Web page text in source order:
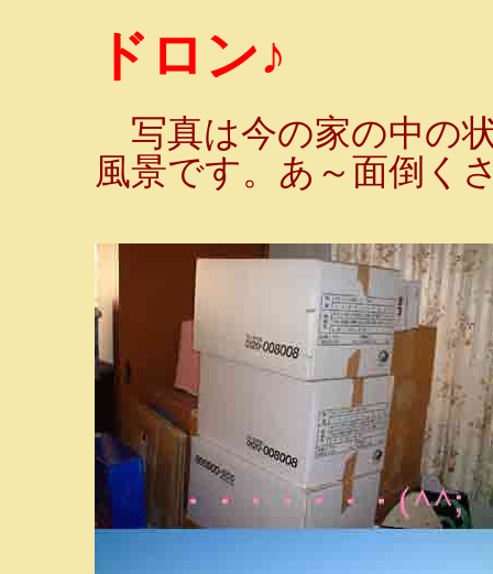
ドロン♪
写真は今の家の中の
風景です。あ～面倒く